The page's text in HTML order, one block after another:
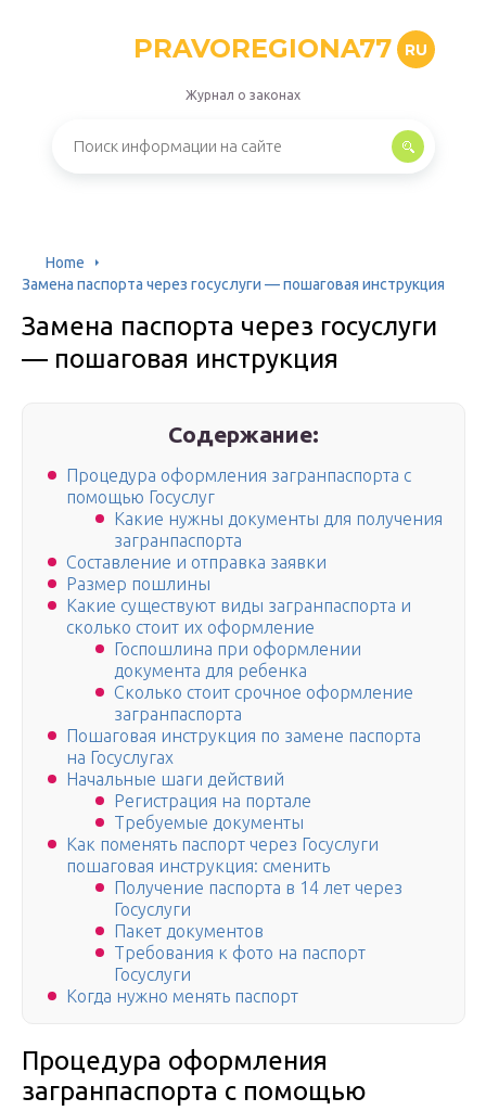
PRAVOREGIONA77 RU
Журнал о законах
Home
Замена паспорта через госуслуги — пошаговая инструкция
Замена паспорта через госуслуги
— пошаговая инструкция
Содержание:
Процедура оформления загранпаспорта с
помощью Госуслуг
Какие нужны документы для получения
загранпаспорта
Составление и отправка заявки
Размер пошлины
Какие существуют виды загранпаспорта и
сколько стоит их оформление
Госпошлина при оформлении
документа для ребенка
Сколько стоит срочное оформление
загранпаспорта
Пошаговая инструкция по замене паспорта
на Госуслугах
Начальные шаги действий
Регистрация на портале
Требуемые документы
Как поменять паспорт через Госуслуги
пошаговая инструкция: сменить
Получение паспорта в 14 лет через
Госуслуги
Пакет документов
Требования к фото на паспорт
Госуслуги
Когда нужно менять паспорт
Процедура оформления
загранпаспорта с помощью